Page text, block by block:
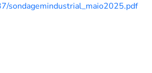
sondagemindustrial_maio2025.pdf